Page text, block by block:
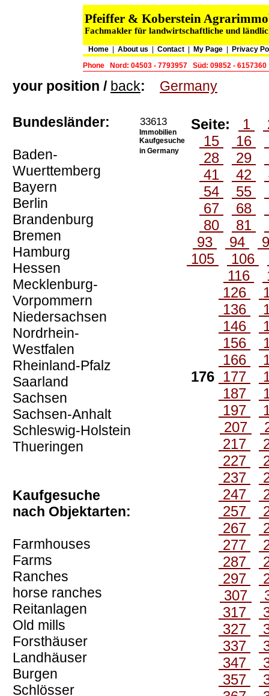
Pfeiffer & Koberstein
Fachmakler für landwirtschaftliche und
Home About us Contact My Page
Privacy
Phone
Nord: 04503 - 7793957 Süd: 09852 - 6157360
your position / back: Germany
Bundesländer:
Baden-
Wuerttemberg
Bayern
Berlin
Brandenburg
Bremen
Hamburg
Hessen
Mecklenburg-
Vorpommern
Niedersachsen
Nordrhein-
Westfalen
Rheinland-Pfalz
Saarland
Sachsen
Sachsen-Anhalt
Schleswig-Holstein
Thueringen
Kaufgesuche
nach Objektarten:
Farmhouses
Farms
Ranches
horse ranches
Reitanlagen
Old mills
Forsthäuser
Landhäuser
Burgen
Schlösser
33613
Immobilien
Kaufgesuche
in Germany
Seite: 1
15
16
28
29
41
42
54
55
67
68
80
81
93
94
105
106
116
126
136
146
156
166
176 177
187
197
207
217
227
237
247
257
267
277
287
297
307
317
327
337
347
357